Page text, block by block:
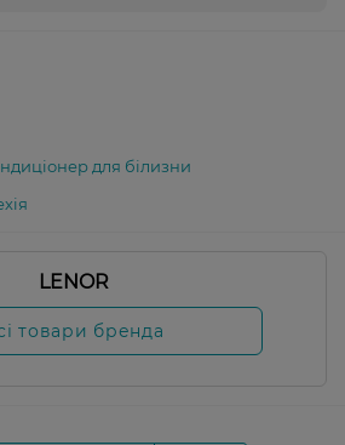
для білизни
LENOR
товари бренда